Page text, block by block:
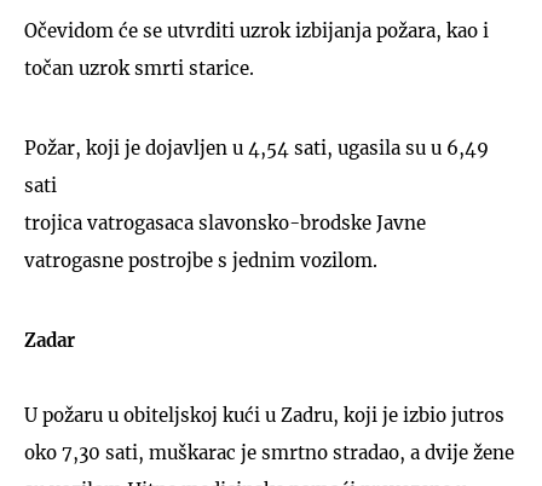
Očevidom će se utvrditi uzrok izbijanja požara, kao i
točan uzrok smrti starice.
Požar, koji je dojavljen u 4,54 sati, ugasila su u 6,49
sati
trojica vatrogasaca slavonsko-brodske Javne
vatrogasne postrojbe s jednim vozilom.
Zadar
U požaru u obiteljskoj kući u Zadru, koji je izbio jutros
oko 7,30 sati, muškarac je smrtno stradao, a dvije žene